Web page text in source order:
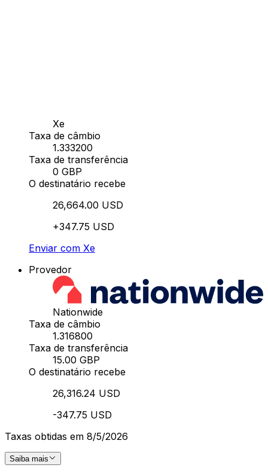
Xe
Taxa de câmbio
1.333200
Taxa de transferência
0 GBP
O destinatário recebe
26,664.00 USD
+347.75 USD
Enviar com Xe
Provedor
Nationwide
Taxa de câmbio
1.316800
Taxa de transferência
15.00 GBP
O destinatário recebe
26,316.24 USD
-347.75 USD
Taxas obtidas em 8/5/2026
Saiba mais